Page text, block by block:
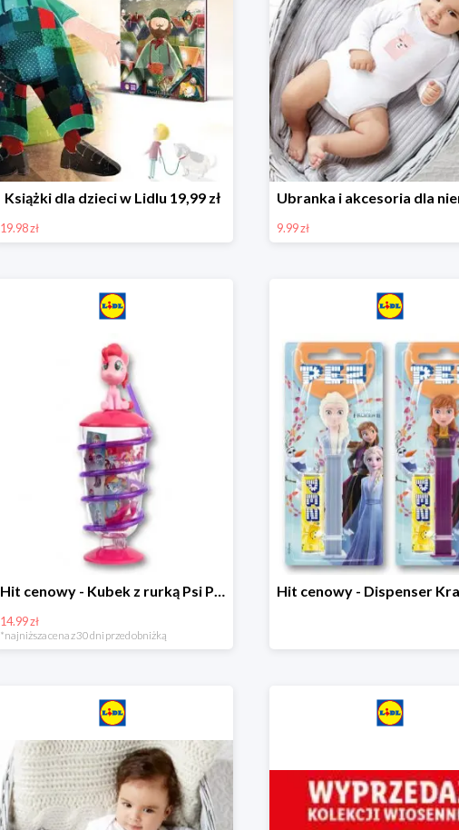
Książki dla dzieci w Lidlu 19,99 zł
19.98 zł 9.99 zł
Hit cenowy - Kubek z rurką Psi Patrol, PONY, Minionki, Peppa
14.99 zł
*najniższa cena z 30 dni przed obniżką